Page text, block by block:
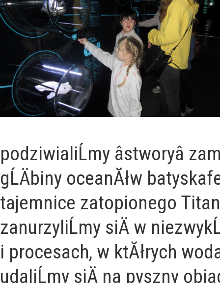
podziwialiĹmy âstworyâ
gĹÄbiny oceanĂłw
tajemnice zatopionego
zanurzyliĹmy siÄ w
i procesach, w ktĂłrych
udaliĹmy siÄ na pyszny